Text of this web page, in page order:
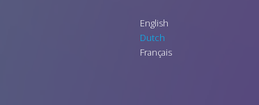
English
Dutch
Français